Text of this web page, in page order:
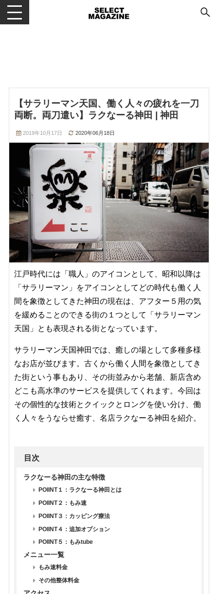
メニューを開閉する
【サラリーマン天国、働く人々の疲れを一刀
両断。両刀遣い】ラクなーる神田 | 神田
2019年10月17日 2020年06月18日
江戸時代には「職人」のアイコンとして、昭和以降は
「サラリーマン」をアイコンとしてどの時代も働く人
間を象徴としてきた神田の現在は、アフター５用の気
を緩めることのできる街の１つとして「 サラリーマン
天国」とも表現される街となっています。
サラリーマン天国神田では、癒しの場として多種多様
なお店が並びます。古くから働く人間を象徴としてき
た街という事もあり、その街並みから老舗、新店含め
どこも高水準のサービスを提供してくれます。今回は
その個性的な技術とクイックとロングを使い分け、働
く人々をうならせ癒す、名店ラクなーる神田を紹介。
目次
ラクなーる神田の主な特徴
POIINT１：ラクなーる神田とは
POIINT２：もみ速
POIINT３：カッピング療法
POIINT４：追加オプション
POIINT５：もみtube
メニュー一覧
もみ速料金
その他整体料金